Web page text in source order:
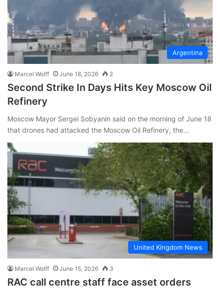
Argentina
Marcel Wolff June 18, 2026 2
Second Strike In Days Hits Key Moscow Oil
Refinery
Moscow Mayor Sergei Sobyanin said on the morning of June 18
that drones had attacked the Moscow Oil Refinery, the…
United Kingdom News
Marcel Wolff June 15, 2026 3
RAC call centre staff face asset orders